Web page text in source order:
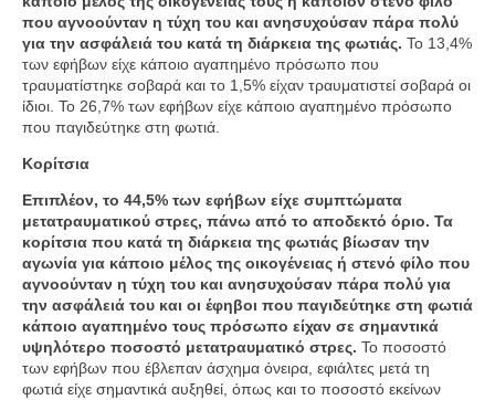
που αγνοούνταν η τύχη του και ανησυχούσαν πάρα πολύ
για την ασφάλειά του κατά τη διάρκεια της φωτιάς. Το 13,4%
των εφήβων είχε κάποιο αγαπημένο πρόσωπο που
τραυματίστηκε σοβαρά και το 1,5% είχαν τραυματιστεί σοβαρά οι
ίδιοι. Το 26,7% των εφήβων είχε κάποιο αγαπημένο πρόσωπο
που παγιδεύτηκε στη φωτιά.
Κορίτσια
Επιπλέον, το 44,5% των εφήβων είχε συμπτώματα
μετατραυματικού στρες, πάνω από το αποδεκτό όριο. Τα
κορίτσια που κατά τη διάρκεια της φωτιάς βίωσαν την
αγωνία για κάποιο μέλος της οικογένειας ή στενό φίλο που
αγνοούνταν η τύχη του και ανησυχούσαν πάρα πολύ για
την ασφάλειά του και οι έφηβοι που παγιδεύτηκε στη φωτιά
κάποιο αγαπημένο τους πρόσωπο είχαν σε σημαντικά
υψηλότερο ποσοστό μετατραυματικό στρες. Το ποσοστό
των εφήβων που έβλεπαν άσχημα όνειρα, εφιάλτες μετά τη
φωτιά είχε σημαντικά αυξηθεί, όπως και το ποσοστό εκείνων